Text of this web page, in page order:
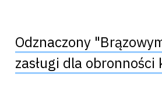
Odznaczony
zasługi dla obronności